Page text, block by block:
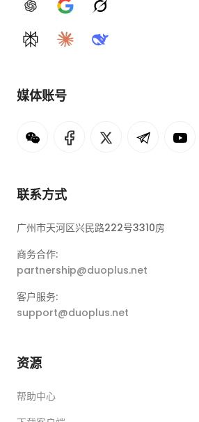
ChatGPTGoogle AIGrok
PerplexityClaudeDeepSeek
媒体账号
联系方式
广州市天河区兴民路222号3310房
商务合作:
partnership@duoplus.net
客户服务:
support@duoplus.net
资源
帮助中心